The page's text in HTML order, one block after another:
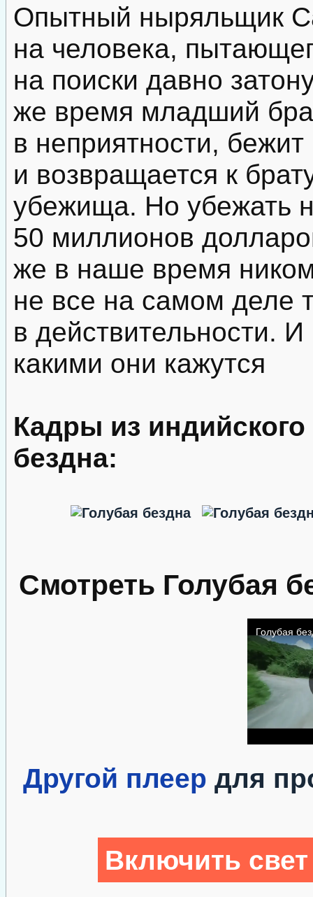
Опытный ныряльщик
на человека,
на поиски давно
же время младший
в неприятности, бежит
и возвращается к
убежища. Но убежать
50 миллионов
же в наше время
не все на самом деле
в действительности.
какими они кажутся
Кадры из
бездна:
Смотреть Голубая
Другой плеер для
Включить